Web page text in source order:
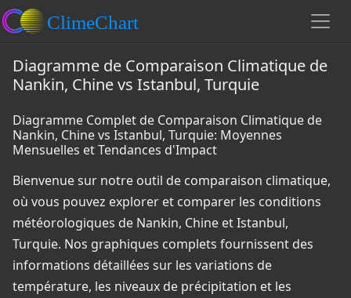
Diagramme de Comparaison Climatique de
Nankin, Chine vs Istanbul, Turquie
Diagramme Complet de Comparaison Climatique de
Nankin, Chine vs Istanbul, Turquie: Moyennes
Mensuelles et Tendances d'Impact
Bienvenue sur notre outil de comparaison climatique,
où vous pouvez explorer et comparer les conditions
météorologiques de Nankin, Chine et Istanbul,
Turquie. Nos graphiques complets fournissent des
informations détaillées sur les variations de
température, les niveaux de précipitation et les